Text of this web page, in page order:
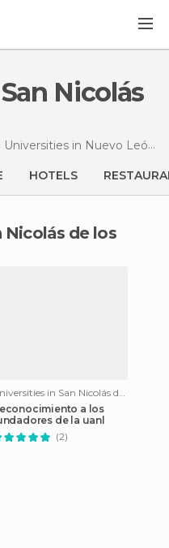
Universities in Nuevo León
HOTELS
Universities in San Nicolás de los Garza
a los
de la uanl
(2)